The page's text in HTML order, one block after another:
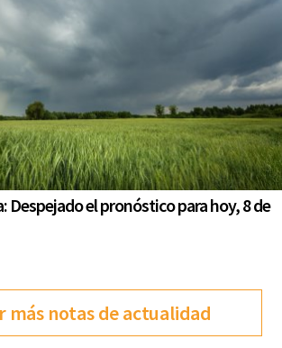
Despejado el pronóstico para hoy, 8 de
más notas de actualidad